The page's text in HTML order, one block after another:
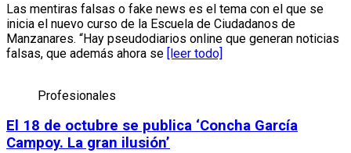
Las mentiras falsas o fake news es el tema con el que se
inicia el nuevo curso de la Escuela de Ciudadanos de
Manzanares. “Hay pseudodiarios online que generan noticias
falsas, que además ahora se [leer todo]
Profesionales
El 18 de octubre se publica ‘Concha García
Campoy. La gran ilusión’